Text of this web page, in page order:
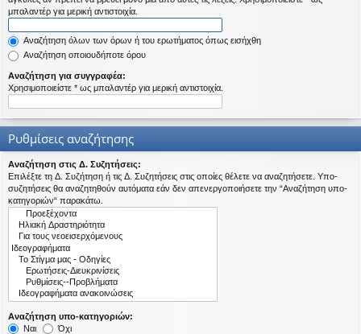
εις
μπαλαντέρ για μερική αντιστοιχία.
Αναζήτηση όλων των όρων ή του ερωτήματος όπως εισήχθη
Αναζήτηση οποιουδήποτε όρου
Αναζήτηση για συγγραφέα:
Χρησιμοποιείστε * ως μπαλαντέρ για μερική αντιστοιχία.
Ρυθμίσεις αναζήτησης
Αναζήτηση στις Δ. Συζητήσεις:
Επιλέξτε τη Δ. Συζήτηση ή τις Δ. Συζητήσεις στις οποίες θέλετε να αναζητήσετε. Υπο-
συζητήσεις θα αναζητηθούν αυτόματα εάν δεν απενεργοποιήσετε την “Αναζήτηση υπο-
κατηγοριών“ παρακάτω.
Αναζήτηση υπο-κατηγοριών:
Ναι
Όχι